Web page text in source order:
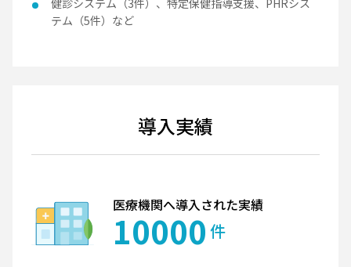
テム（5件）など
導入実績
医療機関へ導入された実績
10000 件